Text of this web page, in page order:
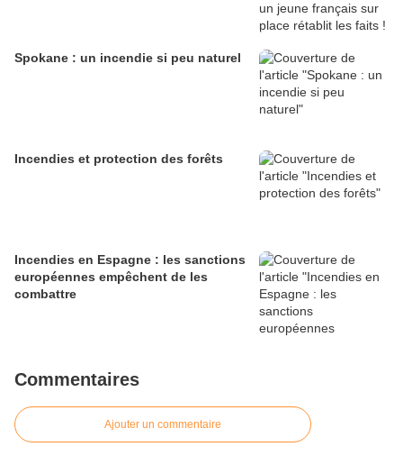
Spokane : un incendie si peu naturel
Incendies et protection des forêts
Incendies en Espagne : les sanctions
européennes empêchent de les
combattre
Commentaires
Ajouter un commentaire